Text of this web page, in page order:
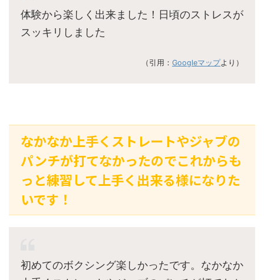
体験から楽しく出来ました！日頃のストレスが
スッキリしました
（引用： Googleマップより）
なかなか上手くストレートやジャブの
パンチが打てなかったのでこれからも
っと練習して上手く出来る様になりた
いです！
初めてのボクシング楽しかったです。なかなか